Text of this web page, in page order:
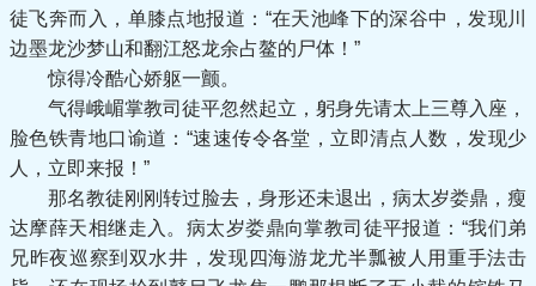
徒飞奔而入，单膝点地报道：“在天池峰下的深谷中，发现川
边墨龙沙梦山和翻江怒龙余占鳌的尸体！”
惊得冷酷心娇躯一颤。
气得峨嵋掌教司徒平忽然起立，躬身先请太上三尊入座，
脸色铁青地口谕道：“速速传令各堂，立即清点人数，发现少
人，立即来报！”
那名教徒刚刚转过脸去，身形还未退出，病太岁娄鼎，瘦
达摩薛天相继走入。病太岁娄鼎向掌教司徒平报道：“我们弟
兄昨夜巡察到双水井，发现四海游龙尤半瓢被人用重手法击